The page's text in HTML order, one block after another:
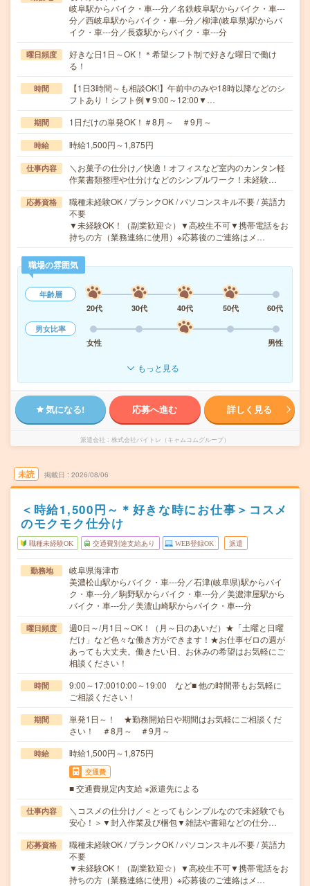
岐阜駅からバイク・車---分／名鉄岐阜駅からバイク・車---
分／西岐阜駅からバイク・車---分／柳津(岐阜県)駅からバ
イク・車---分／長森駅からバイク・車---分
曜日頻度
好きな日1日～OK！＊希望シフト制で好きな曜日で働け
る！
時間
【1日3時間～も相談OK!】午前中のみや18時以降などのシ
フトあり！シフト例▼9:00～12:00▼…
期間 1日だけの単発OK！＃8月～ ＃9月～
時給 時給1,500円～1,875円
仕事内容
＼お菓子の仕分け／快適！オフィスなど室内のカンタン軽
作業書類整理や仕分けなどのシンプルワーク！未経験…
応募資格
職種未経験OK / ブランクOK / パソコンスキル不要 / 英語力
不要
▼未経験OK！（副業歓迎☆）▼高校生不可▼携帯電話をお
持ちの方（業務連絡に使用）※応募後のご連絡はメ…
職場の雰囲気
年齢層
20代
30代 40代 50代
60代
男女比率
女性
男性
もっと見る
気になる! 応募へ進む 詳しく見る
派遣会社 株式会社バイトレ（キャムコムグループ）
未読 掲載日 2026/08/06
＜時給1,500円～＊好きな時にお仕事＞コスメ
のモクモク仕分け
職種未経験OK 交通費別途支給あり WEB登録OK 派遣
勤務地
岐阜県海津市
美濃松山駅からバイク・車---分／石津(岐阜県)駅からバイ
ク・車---分／駒野駅からバイク・車---分／美濃津屋駅から
バイク・車---分／美濃山崎駅からバイク・車---分
曜日頻度
週0日～/月1日～OK！（月～日のあいだ）★「土曜と日曜
だけ」など色々な働き方ができます！★お仕事ゼロの週が
あっても大丈夫。働きたい日、お休みの希望はお気軽にご
相談ください！
時間
9:00～17:0010:00～19:00 など■ 他の時間帯もお気軽に
ご相談ください！
期間
単発1日～！ ★勤務開始日や期間はお気軽にご相談くだ
さい！ ＃8月～ ＃9月～
時給 時給1,500円～1,875円
交通費
■ 交通費規定内支給 ※派遣先による
仕事内容
＼コスメの仕分け／＜とってもシンプルなので未経験でも
安心！＞▼封入作業及び梱包▼雑誌や書籍などの仕分…
応募資格
職種未経験OK / ブランクOK / パソコンスキル不要 / 英語力
不要
▼未経験OK！（副業歓迎☆）▼高校生不可▼携帯電話をお
持ちの方（業務連絡に使用）※応募後のご連絡はメ…